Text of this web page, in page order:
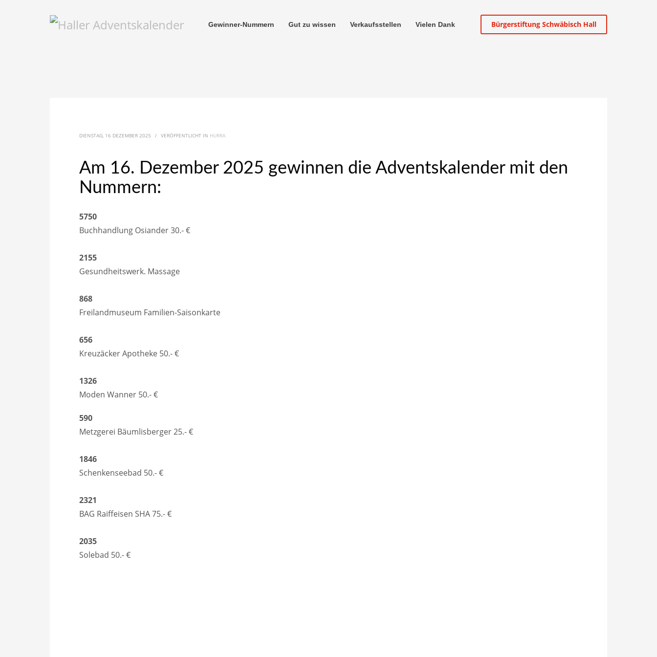
Gewinner-Nummern Gut zu wissen Verkaufsstellen Vielen Dank Bürgerstiftung Schwäbisch Hall
DIENSTAG, 16 DEZEMBER 2025 / VERÖFFENTLICHT IN HURRA
Am 16. Dezember 2025 gewinnen die Adventskalender mit den
Nummern:
5750
Buchhandlung Osiander 30.- €
2155
Gesundheitswerk. Massage
868
Freilandmuseum Familien-Saisonkarte
656
Kreuzäcker Apotheke 50.- €
1326
Moden Wanner 50.- €
590
Metzgerei Bäumlisberger 25.- €
1846
Schenkenseebad 50.- €
2321
BAG Raiffeisen SHA 75.- €
2035
Solebad 50.- €